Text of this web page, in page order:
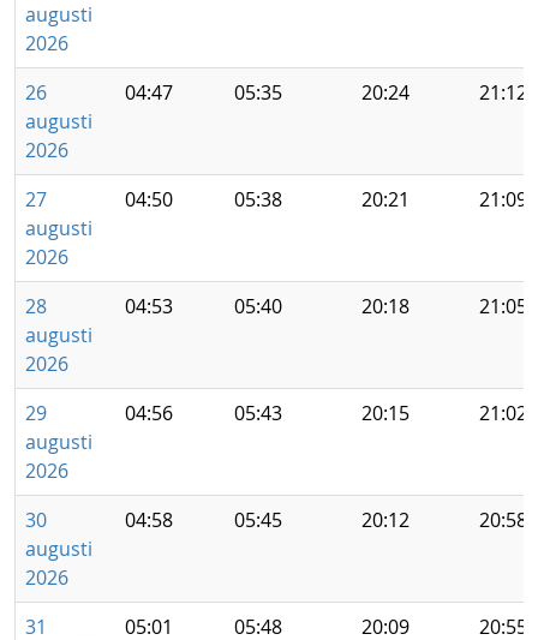
augusti
2026
26
augusti
2026
04:47 05:35 20:24 21:12
27
augusti
2026
04:50 05:38 20:21 21:09
28
augusti
2026
04:53 05:40 20:18 21:05
29
augusti
2026
04:56 05:43 20:15 21:02
30
augusti
2026
04:58 05:45 20:12 20:58
31
05:01 05:48 20:09 20:55